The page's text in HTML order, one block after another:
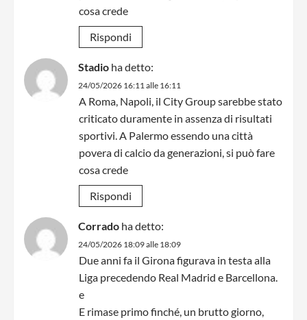
cosa crede
Rispondi
Stadio ha detto:
24/05/2026 16:11 alle 16:11
A Roma, Napoli, il City Group sarebbe stato
criticato duramente in assenza di risultati
sportivi. A Palermo essendo una città
povera di calcio da generazioni, si può fare
cosa crede
Rispondi
Corrado ha detto:
24/05/2026 18:09 alle 18:09
Due anni fa il Girona figurava in testa alla
Liga precedendo Real Madrid e Barcellona.
e
E rimase primo finché, un brutto giorno,